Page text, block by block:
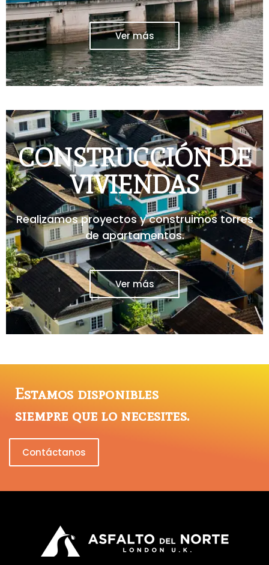
Ver más
CONSTRUCCIÓN DE
VIVIENDAS
Realizamos proyectos y construimos torres
de apartamentos.
Ver más
Estamos disponibles
siempre que lo necesites.
Contáctanos